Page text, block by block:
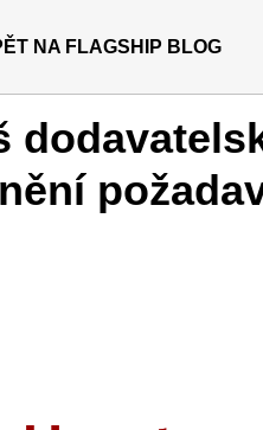
NA FLAGSHIP BLOG